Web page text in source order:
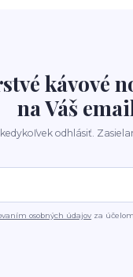
kávové
na Váš
odhlásiť.
osobných údajov za